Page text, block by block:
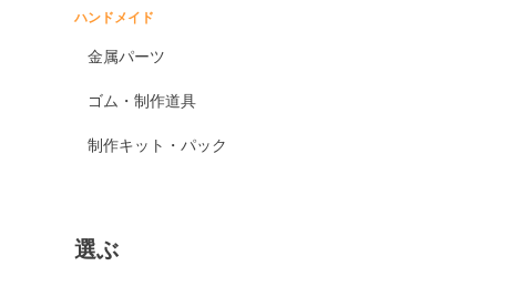
ハンドメイド
金属パーツ
ゴム・制作道具
制作キット・パック
選ぶ